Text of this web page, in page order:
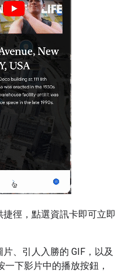
徑，點選資訊卡即可立即
、引人入勝的 GIF，以及
一下影片中的播放按鈕，